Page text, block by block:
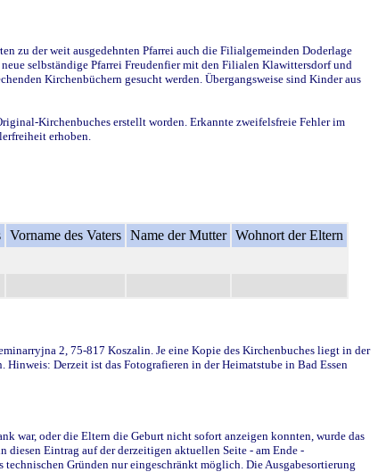
zu der weit ausgedehnten Pfarrei auch die Filialgemeinden Doderlage
selbständige Pfarrei Freudenfier mit den Filialen Klawittersdorf und
Kirchenbüchern gesucht werden. Übergangsweise sind Kinder aus
Kirchenbuches erstellt worden. Erkannte zweifelsfreie Fehler im
erhoben.
Vorname des Vaters Name der Mutter Wohnort der Eltern
2, 75-817 Koszalin. Je eine Kopie des Kirchenbuches liegt in der
Derzeit ist das Fotografieren in der Heimatstube in Bad Essen
war, oder die Eltern die Geburt nicht sofort anzeigen konnten, wurde das
diesen Eintrag auf der derzeitigen aktuellen Seite - am Ende -
Gründen nur eingeschränkt möglich. Die Ausgabesortierung